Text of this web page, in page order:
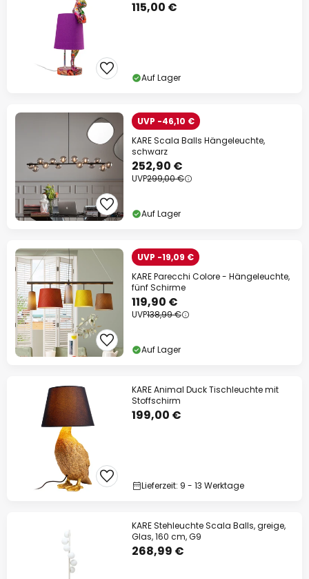
115,00 €
Auf Lager
UVP -46,10 €
KARE Scala Balls Hängeleuchte,
schwarz
252,90 €
UVP299,00 €
Auf Lager
UVP -19,09 €
KARE Parecchi Colore - Hängeleuchte,
fünf Schirme
119,90 €
UVP138,99 €
Auf Lager
KARE Animal Duck Tischleuchte mit
Stoffschirm
199,00 €
Lieferzeit: 9 - 13 Werktage
KARE Stehleuchte Scala Balls, greige,
Glas, 160 cm, G9
268,99 €